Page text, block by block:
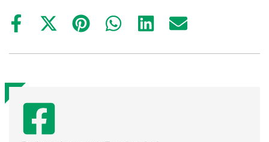
Share
Share
(Twitter)
Share
Share
Share
Share